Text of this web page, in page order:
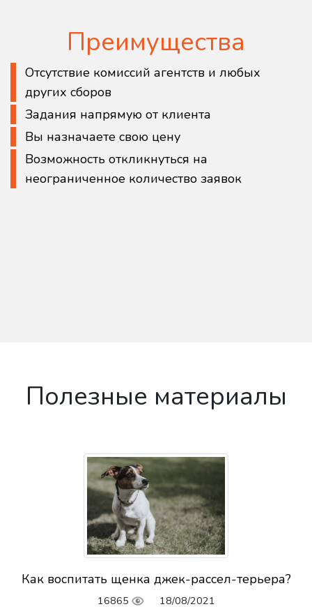
Преимущества
Отсутствие комиссий агентств и любых
других сборов
Задания напрямую от клиента
Вы назначаете свою цену
Возможность откликнуться на
неограниченное количество заявок
Полезные материалы
Как воспитать щенка джек-рассел-терьера?
16865 18/08/2021